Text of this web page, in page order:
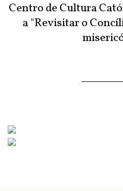
Centro de Cultura
a "Revisitar o